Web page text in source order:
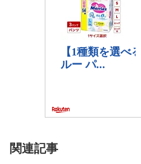
関連記事